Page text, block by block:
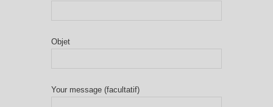
Objet
Your message (facultatif)